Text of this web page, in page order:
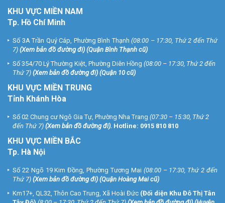
KHU VỰC MIỀN NAM
Tp. Hồ Chí Minh
Số 3A Trần Quý Cáp, Phường Bình Thạnh (08:00 – 17:30, Thứ 2 đến Thứ
7) (Xem bản đồ đường đi) (Quận Bình Thạnh cũ)
Số 354/70 Lý Thường Kiệt, Phường Diên Hồng (08:00 – 17:30, Thứ 2 đến
Thứ 7) (Xem bản đồ đường đi) (Quận 10 cũ)
KHU VỰC MIỀN TRUNG
Tỉnh Khánh Hòa
Số 02 Chung cư Ngô Gia Tự, Phường Nha Trang (07:30 – 15:30, Thứ 2
đến Thứ 7) (Xem bản đồ đường đi). Hotline: 0915 810 810
KHU VỰC MIỀN BẮC
Tp. Hà Nội
Số 22 Ngõ 19 Kim Đồng, Phường Tương Mai (08:00 – 17:30, Thứ 2 đến
Thứ 7) (Xem bản đồ đường đi) (Quận Hoàng Mai cũ)
Km17+, QL32, Thôn Cao Trung, Xã Hoài Đức (Đối diện Khu Đô Thị Tân